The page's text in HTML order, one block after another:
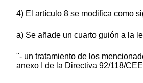
4) El artículo 8 se modifica como
a) Se añade un cuarto guión a la
"- un tratamiento de los
anexo I de la Directiva 92/118/